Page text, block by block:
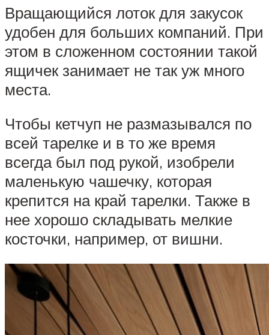
Вращающийся лоток для закусок
удобен для больших компаний. При
этом в сложенном состоянии такой
ящичек занимает не так уж много
места.
Чтобы кетчуп не размазывался по
всей тарелке и в то же время
всегда был под рукой, изобрели
маленькую чашечку, которая
крепится на край тарелки. Также в
нее хорошо складывать мелкие
косточки, например, от вишни.